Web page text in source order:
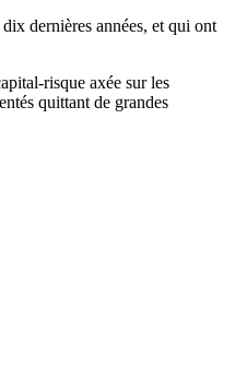
dernières années, et qui ont
risque axée sur les
quittant de grandes